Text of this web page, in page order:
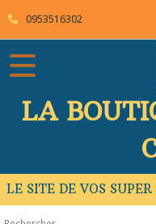
0953516302
LA
LE SITE DE VOS SUPER